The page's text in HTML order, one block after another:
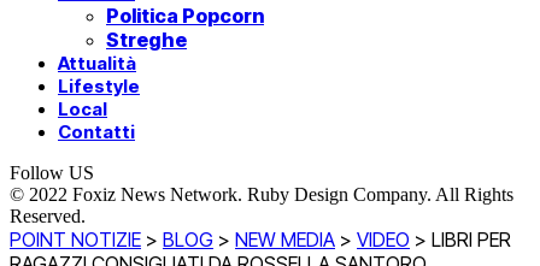
Politica Popcorn
Streghe
Attualità
Lifestyle
Local
Contatti
Follow US
© 2022 Foxiz News Network. Ruby Design Company. All Rights
Reserved.
POINT NOTIZIE > BLOG > NEW MEDIA > VIDEO > LIBRI PER